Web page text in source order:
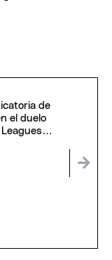
de
el duelo